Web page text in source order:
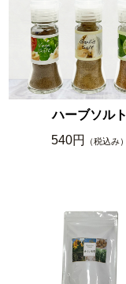
ハーブソルト
540円
（税込み）